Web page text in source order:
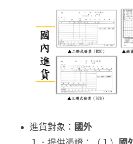
進貨對象： 國外